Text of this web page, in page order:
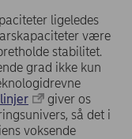
ligeledes
være
stabilitet.
grad ikke kun
giver os
så det i
voksende